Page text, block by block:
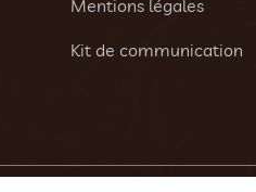
Mentions légales
Kit de communication